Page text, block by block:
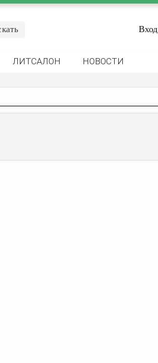
Вход
ЛИТСАЛОН НОВОСТИ